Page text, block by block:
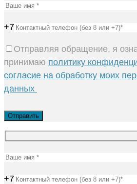
+7
Отправляя обращение, я
принимаю политику
согласие на обработку моих
данных
+7